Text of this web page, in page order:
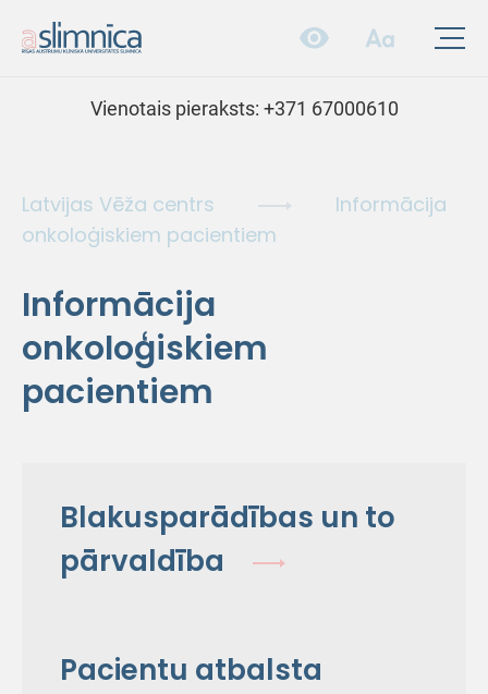
Vienotais pieraksts: +371 67000610
Latvijas Vēža centrs
Informācija
onkoloģiskiem pacientiem
Informācija
onkoloģiskiem
pacientiem
Blakusparādības un to
pārvaldība
Pacientu atbalsta